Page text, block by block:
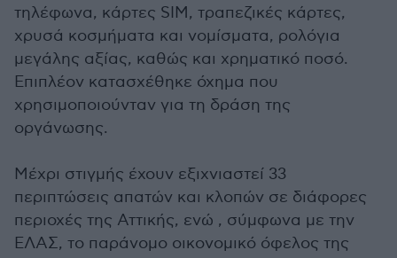
τηλέφωνα, κάρτες SIM, τραπεζικές κάρτες,
χρυσά κοσμήματα και νομίσματα, ρολόγια
μεγάλης αξίας, καθώς και χρηματικό ποσό.
Επιπλέον κατασχέθηκε όχημα που
χρησιμοποιούνταν για τη δράση της
οργάνωσης.
Μέχρι στιγμής έχουν εξιχνιαστεί 33
περιπτώσεις απατών και κλοπών σε διάφορες
περιοχές της Αττικής, ενώ , σύμφωνα με την
ΕΛΑΣ, το παράνομο οικονομικό όφελος της